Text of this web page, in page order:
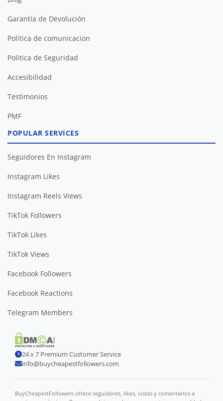
Garantía de Devolución
Politica de comunicacion
Politica de Seguridad
Accesibilidad
Testimonios
PMF
POPULAR SERVICES
Seguidores En Instagram
Instagram Likes
Instagram Reels Views
TikTok Followers
TikTok Likes
TikTok Views
Facebook Followers
Facebook Reactions
Telegram Members
24 x 7 Premium Customer Service
info@buycheapestfollowers.com
BuyCheapestFollowers ofrece seguidores, likes, vistas y comentarios a